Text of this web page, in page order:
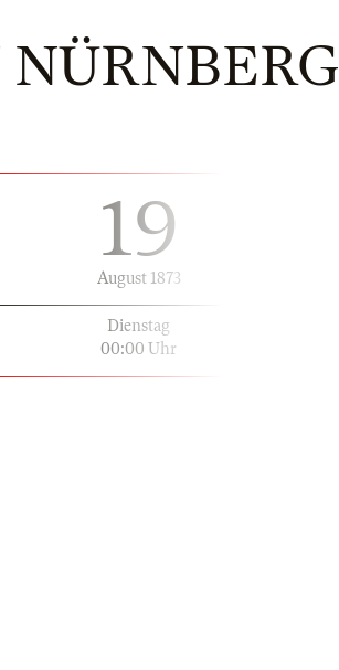
19
August 1873
Dienstag
00:00 Uhr